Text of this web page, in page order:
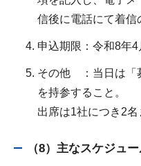
信後に電話にて着信
申込期限：令和8年
その他 ：当日は「
を持参すること。
出席は1社につき2名
（8）主なスケジュ